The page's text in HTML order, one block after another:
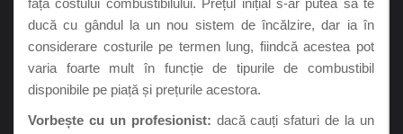
ducă cu gândul la un nou sistem de încălzire, dar ia în
considerare costurile pe termen lung, fiindcă acestea pot
varia foarte mult în funcție de tipurile de combustibil
disponibile pe piață și prețurile acestora.
Vorbește cu un profesionist: dacă cauți sfaturi de la un